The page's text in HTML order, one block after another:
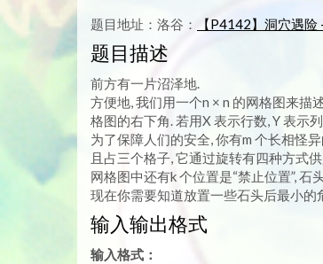
题目地址：洛谷： 【P4142】洞穴遇险
题目描述
前方有一片沼泽地.
方便地, 我们用一个n × n 的网格图来描
格图的右下角. 若用X 表示行数, Y 表示
为了保障人们的安全, 你有m 个长相怪
且占三个格子, 它通过旋转有四种方式
网格图中还有k 个位置是“禁止位置”,
现在你需要知道放置一些石头后最小的
输入输出格式
输入格式：